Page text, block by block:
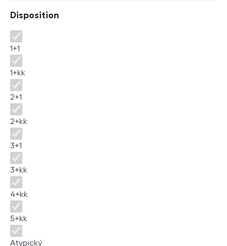
Disposition
Disposition
1+1
1+kk
2+1
2+kk
3+1
3+kk
4+kk
5+kk
Atypický